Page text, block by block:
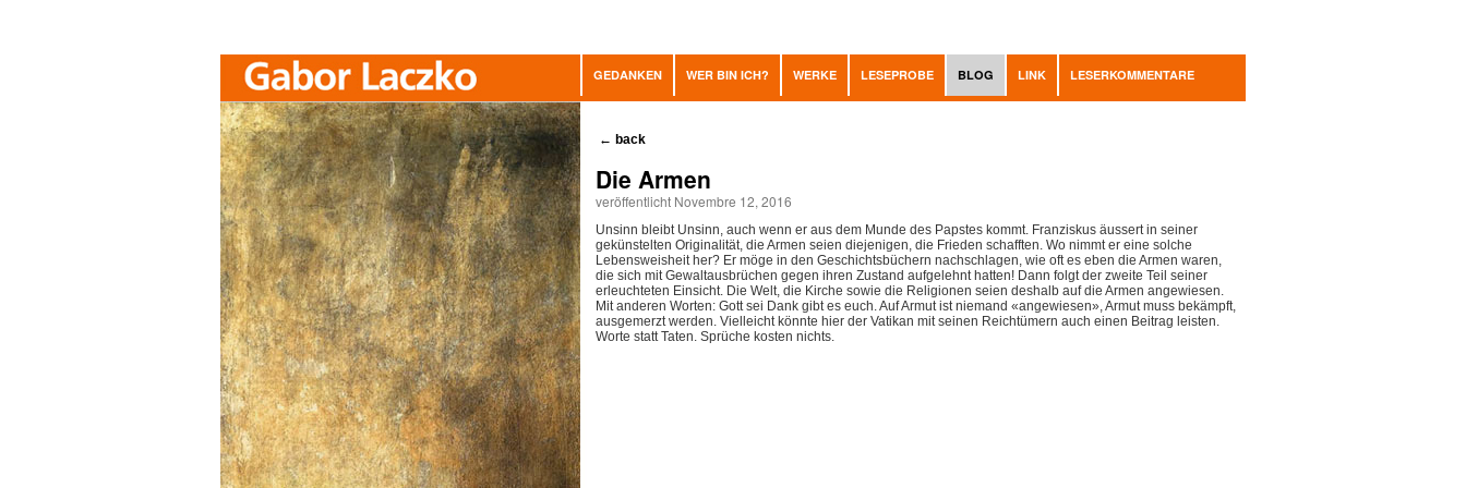
GEDANKEN WER BIN ICH? WERKE LESEPROBE BLOG LINK LESERKOMMENTARE
← back
Die Armen
veröffentlicht Novembre 12, 2016
Unsinn bleibt Unsinn, auch wenn er aus dem Munde des Papstes kommt. Franziskus äussert in seiner
gekünstelten Originalität, die Armen seien diejenigen, die Frieden schafften. Wo nimmt er eine solche
Lebensweisheit her? Er möge in den Geschichtsbüchern nachschlagen, wie oft es eben die Armen waren,
die sich mit Gewaltausbrüchen gegen ihren Zustand aufgelehnt hatten! Dann folgt der zweite Teil seiner
erleuchteten Einsicht. Die Welt, die Kirche sowie die Religionen seien deshalb auf die Armen angewiesen.
Mit anderen Worten: Gott sei Dank gibt es euch. Auf Armut ist niemand «angewiesen», Armut muss bekämpft,
ausgemerzt werden. Vielleicht könnte hier der Vatikan mit seinen Reichtümern auch einen Beitrag leisten.
Worte statt Taten. Sprüche kosten nichts.